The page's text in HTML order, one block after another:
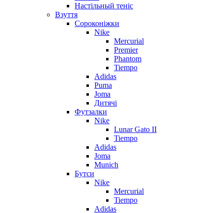
Настільный теніс
Взуття
Сороконіжки
Nike
Mercurial
Premier
Phantom
Tiempo
Adidas
Puma
Joma
Дитячі
Футзалки
Nike
Lunar Gato II
Tiempo
Adidas
Joma
Munich
Бутси
Nike
Mercurial
Tiempo
Adidas